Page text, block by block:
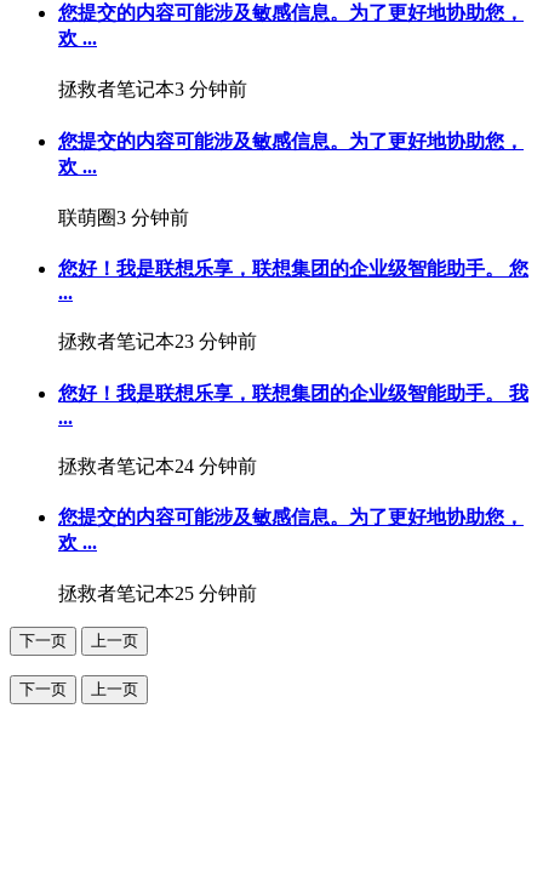
您提交的内容可能涉及敏感信息。为了更好地协助您，
欢 ...
拯救者笔记本3 分钟前
您提交的内容可能涉及敏感信息。为了更好地协助您，
欢 ...
联萌圈3 分钟前
您好！我是联想乐享，联想集团的企业级智能助手。 您
...
拯救者笔记本23 分钟前
您好！我是联想乐享，联想集团的企业级智能助手。 我
...
拯救者笔记本24 分钟前
您提交的内容可能涉及敏感信息。为了更好地协助您，
欢 ...
拯救者笔记本25 分钟前
下一页 上一页
下一页 上一页